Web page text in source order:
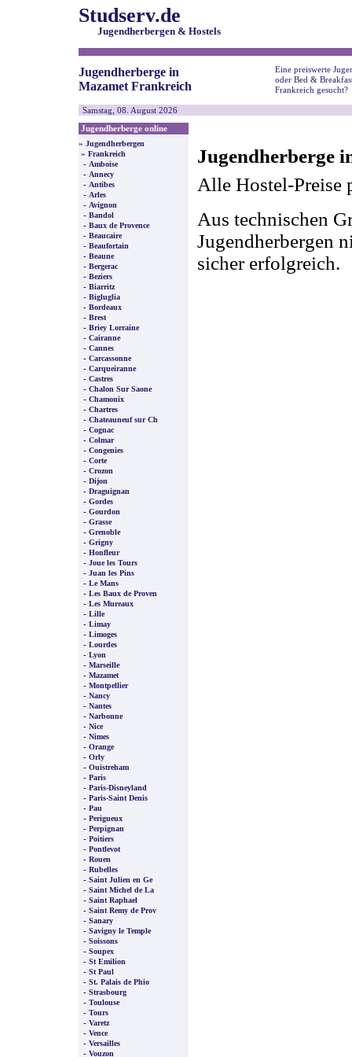
Studserv.de
Jugendherbergen & Hostels
Jugendherberge in
Mazamet Frankreich
Eine preiswerte
oder Bed &
Frankreich gesucht?
Samstag, 08. August 2026
Jugendherberge online
» Jugendherbergen
» Frankreich
- Amboise
- Annecy
- Antibes
- Arles
- Avignon
- Bandol
- Baux de Provence
- Beaucaire
- Beaufortain
- Beaune
- Bergerac
- Beziers
- Biarritz
- Bigluglia
- Bordeaux
- Brest
- Briey Lorraine
- Cairanne
- Cannes
- Carcassonne
- Carqueiranne
- Castres
- Chalon Sur Saone
- Chamonix
- Chartres
- Chateauneuf sur Ch
- Cognac
- Colmar
- Congenies
- Corte
- Crozon
- Dijon
- Draguignan
- Gordes
- Gourdon
- Grasse
- Grenoble
- Grigny
- Honfleur
- Joue les Tours
- Juan les Pins
- Le Mans
- Les Baux de Proven
- Les Mureaux
- Lille
- Limay
- Limoges
- Lourdes
- Lyon
- Marseille
- Mazamet
- Montpellier
- Nancy
- Nantes
- Narbonne
- Nice
- Nimes
- Orange
- Orly
- Ouistreham
- Paris
- Paris-Disneyland
- Paris-Saint Denis
- Pau
- Perigueux
- Perpignan
- Poitiers
- Pontlevot
- Rouen
- Rubelles
- Saint Julien en Ge
- Saint Michel de La
- Saint Raphael
- Saint Remy de Prov
- Sanary
- Savigny le Temple
- Soissons
- Soupex
- St Emilion
- St Paul
- St. Palais de Phio
- Strasbourg
- Toulouse
- Tours
- Varetz
- Vence
- Versailles
- Vouzon
Jugendherberge
Alle Hostel-Preise
Aus technischen
Jugendherbergen
sicher erfolgreich.